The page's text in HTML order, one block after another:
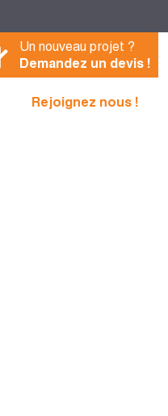
Un nouveau projet ?
Demandez un devis !
Rejoignez nous !